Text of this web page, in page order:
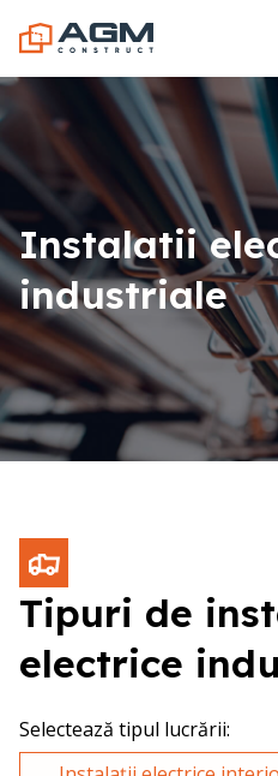
Instalatii
industriale
Tipuri de
electrice
Selectează tipul lucrării: